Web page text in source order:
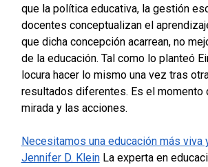
que la política educativa, la gestión
docentes conceptualizan el
que dicha concepción acarrean, no
de la educación. Tal como lo planteó
locura hacer lo mismo una vez tras
resultados diferentes. Es el momento
mirada y las acciones.
Necesitamos una educación más viva
Jennifer D. Klein La experta en